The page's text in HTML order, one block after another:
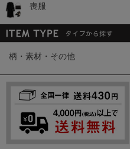
喪服
柄・素材・その他